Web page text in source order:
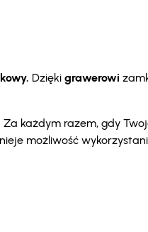
Dzięki grawerowi
każdym razem, gdy
możliwość